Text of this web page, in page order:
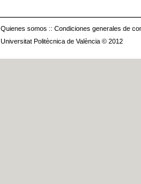
Quienes somos :: Condiciones generales de
Universitat Politècnica de València © 2012